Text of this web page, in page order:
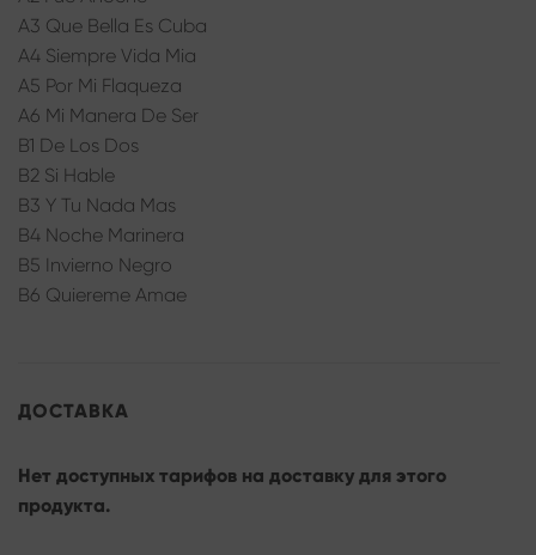
A3 Que Bella Es Cuba
A4 Siempre Vida Mia
A5 Por Mi Flaqueza
A6 Mi Manera De Ser
B1 De Los Dos
B2 Si Hable
B3 Y Tu Nada Mas
B4 Noche Marinera
B5 Invierno Negro
B6 Quiereme Amae
ДОСТАВКА
Нет доступных тарифов на доставку для этого
продукта.